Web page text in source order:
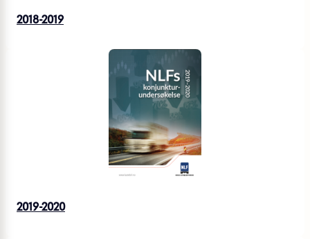
2018-2019
2019-2020